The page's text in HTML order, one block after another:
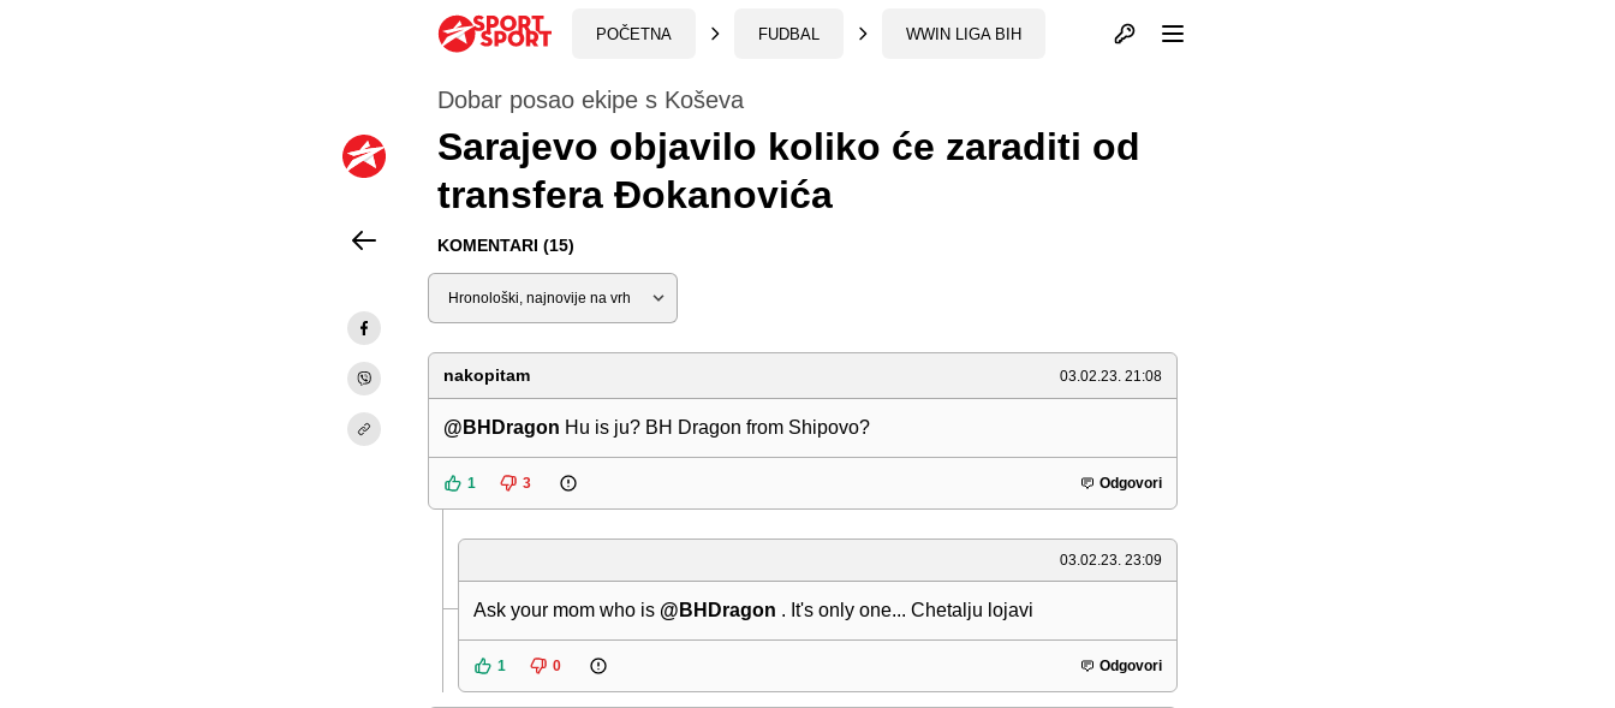
POČETNA FUDBAL WWIN LIGA BIH Otvori profil
Dobar posao ekipe s Koševa
Sarajevo objavilo koliko će zaraditi od
transfera Đokanovića
KOMENTARI (15)
Sortiraj
nakopitam 03.02.23. 21:08
@BHDragon Hu is ju? BH Dragon from Shipovo?
1 3 Odgovori
03.02.23. 23:09
Ask your mom who is @BHDragon . It's only one... Chetalju lojavi
1 0 Odgovori